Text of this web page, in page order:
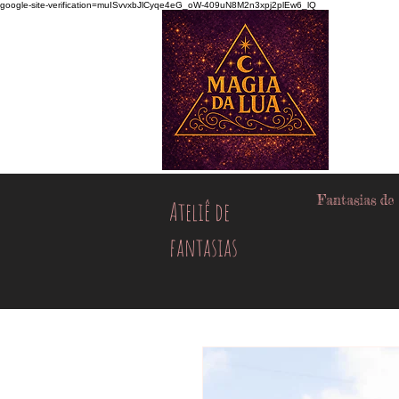
google-site-verification=muISvvxbJlCyqe4eG_oW-409uN8M2n3xpj2plEw6_lQ
Ateliê de
fantasias
Fantasias